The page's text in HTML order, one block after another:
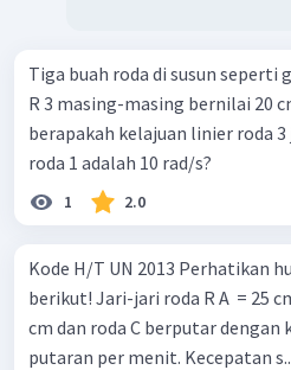
Tiga buah roda di susun seperti gambar! Jika R
R 3 masing-masing bernilai 20
berapakah kelajuan linier roda
roda 1 adalah 10 rad/s?
1 2.0
Kode H/T UN 2013 Perhatikan hubungan roda-roda
berikut! Jari-jari roda R A ​ = 25 cm, R B ​ = 15 cm, R C ​ = 40
cm dan roda C berputar dengan
putaran per menit. Kecepatan